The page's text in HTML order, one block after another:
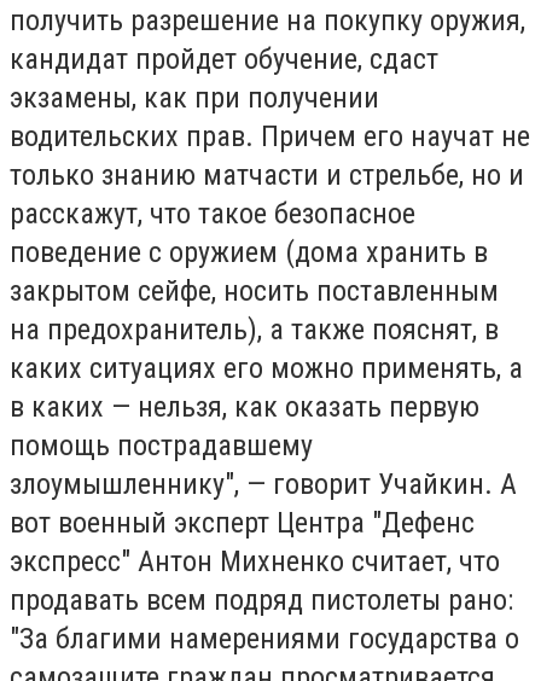
получить разрешение на покупку оружия,
кандидат пройдет обучение, сдаст
экзамены, как при получении
водительских прав. Причем его научат не
только знанию матчасти и стрельбе, но и
расскажут, что такое безопасное
поведение с оружием (дома хранить в
закрытом сейфе, носить поставленным
на предохранитель), а также пояснят, в
каких ситуациях его можно применять, а
в каких — нельзя, как оказать первую
помощь пострадавшему
злоумышленнику", — говорит Учайкин. А
вот военный эксперт Центра "Дефенс
экспресс" Антон Михненко считает, что
продавать всем подряд пистолеты рано:
"За благими намерениями государства о